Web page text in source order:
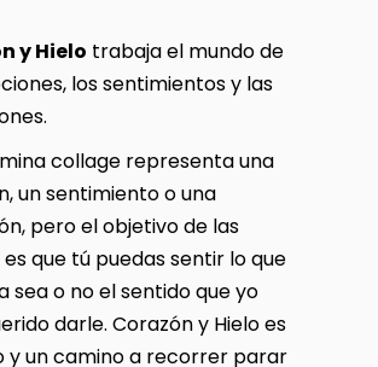
y Hielo trabaja el mundo de
los sentimientos y las
collage representa una
un sentimiento o una
pero el objetivo de las
que tú puedas sentir lo que
sea o no el sentido que yo
darle. Corazón y Hielo es
y un camino a recorrer parar